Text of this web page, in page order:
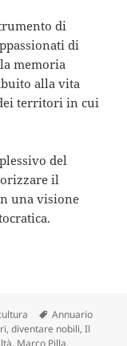
di
di
memoria
alla vita
territori in cui
del
il
una visione
Tag
Annuario
,diventare nobili,Il
, Marco Pilla,